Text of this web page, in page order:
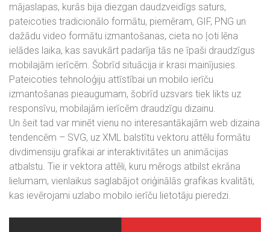
mājaslapas, kurās bija diezgan daudzveidīgs saturs,
pateicoties tradicionālo formātu, piemēram, GIF, PNG un
dažādu video formātu izmantošanas, cieta no ļoti lēna
ielādes laika, kas savukārt padarīja tās ne īpaši draudzīgus
mobilajām ierīcēm. Šobrīd situācija ir krasi mainījusies.
Pateicoties tehnoloģiju attīstībai un mobilo ierīču
izmantošanas pieaugumam, šobrīd uzsvars tiek likts uz
responsīvu, mobilajām ierīcēm draudzīgu dizainu.
Un šeit tad var minēt vienu no interesantākajām web dizaina
tendencēm – SVG, uz XML balstītu vektoru attēlu formātu
divdimensiju grafikai ar interaktivitātes un animācijas
atbalstu. Tie ir vektora attēli, kuru mērogs atbilst ekrāna
lielumam, vienlaikus saglabājot oriģinālās grafikas kvalitāti,
kas ievērojami uzlabo mobilo ierīču lietotāju pieredzi.